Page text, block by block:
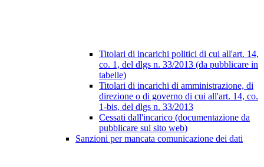
Titolari di incarichi politici di cui all'art. 14,
co. 1, del dlgs n. 33/2013 (da pubblicare in
tabelle)
Titolari di incarichi di amministrazione, di
direzione o di governo di cui all'art. 14, co.
1-bis, del dlgs n. 33/2013
Cessati dall'incarico (documentazione da
pubblicare sul sito web)
Sanzioni per mancata comunicazione dei dati